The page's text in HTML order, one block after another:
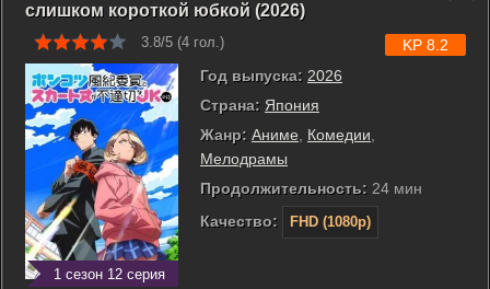
слишком короткой юбкой (2026)
3.8/5 (4 гол.)
1 сезон 12 серия
Год выпуска: 2026
Страна: Япония
Жанр: Аниме Комедии
Мелодрамы
Продолжительность: 24 мин
Качество:
FHD (1080p)
KP 8.2